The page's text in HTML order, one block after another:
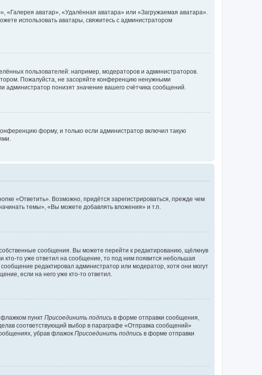
«Галерея аватар», «Удалённая аватара» или «Загружаемая аватара».
использовать аватары, свяжитесь с администратором
пользователей: например, модераторов и администраторов.
Пожалуйста, не засоряйте конференцию ненужными
понизят значение вашего счётчика сообщений.
форму, и только если администратор включил такую
«Ответить». Возможно, придётся зарегистрироваться, прежде чем
темы», «Вы можете добавлять вложения» и т.п.
сообщения. Вы можете перейти к редактированию, щёлкнув
кто-то уже ответил на сообщение, то под ним появится небольшая
редактировал администратор или модератор, хотя они могут
если на него уже кто-то ответил.
пункт Присоединить подпись в форме отправки сообщения,
соответствующий выбор в параграфе «Отправка сообщений»
убрав флажок Присоединить подпись в форме отправки